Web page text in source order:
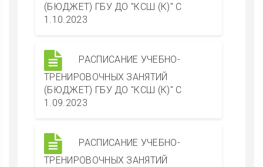
(БЮДЖЕТ) ГБУ ДО "КСШ (К)" С
1.10.2023
РАСПИСАНИЕ УЧЕБНО-
ТРЕНИРОВОЧНЫХ ЗАНЯТИЙ
(БЮДЖЕТ) ГБУ ДО "КСШ (К)" С
1.09.2023
РАСПИСАНИЕ УЧЕБНО-
ТРЕНИРОВОЧНЫХ ЗАНЯТИЙ